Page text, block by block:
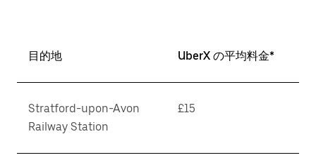
目的地 UberX の平均料金*
Stratford-upon-Avon
Railway Station
£15